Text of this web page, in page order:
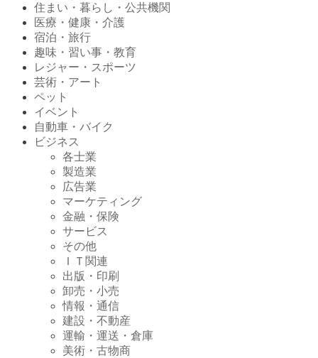
住まい・暮らし・公共機関
医療・健康・介護
宿泊・旅行
趣味・習い事・教育
レジャー・スポーツ
芸術・アート
ペット
イベント
自動車・バイク
ビジネス
各士業
製造業
広告業
マーケティング
金融・保険
サービス
その他
ＩＴ関連
出版・印刷
卸売・小売
情報・通信
建設・不動産
運輸・運送・倉庫
美術・古物商